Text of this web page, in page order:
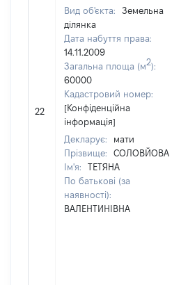
22
Вид об'єкта:
Земельна
ділянка
Дата набуття права:
14.11.2009
Загальна площа (м2):
60000
Кадастровий номер:
[Конфіденційна
інформація]
Декларує:
мати
Прізвище:
СОЛОВЙОВА
Ім'я:
ТЕТЯНА
По батькові (за
наявності):
ВАЛЕНТИНІВНА